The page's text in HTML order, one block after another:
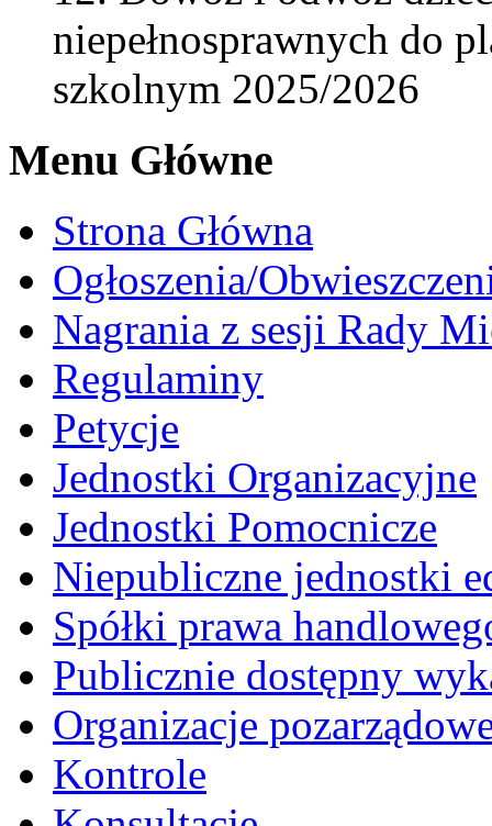
niepełnosprawnych do
szkolnym 2025/2026
Menu Główne
Strona Główna
Ogłoszenia/
Nagrania z sesji Rady
Regulaminy
Petycje
Jednostki Organizacyjne
Jednostki Pomocnicze
Niepubliczne jednostki
Spółki prawa
Publicznie dostępny
Organizacje
Kontrole